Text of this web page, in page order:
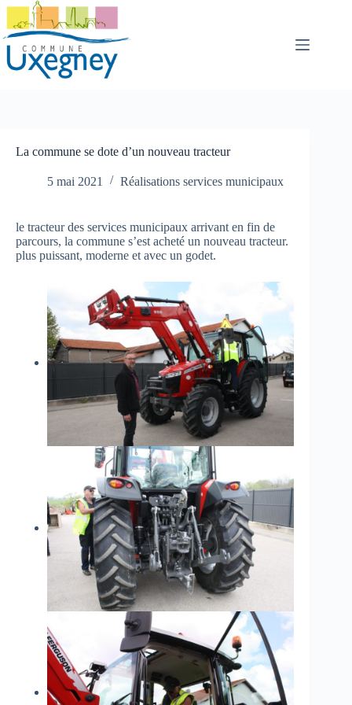
Passer
contenu
La commune se dote d’un nouveau tracteur
5 mai 2021 Réalisations services municipaux
le tracteur des services municipaux arrivant en fin de
parcours, la commune s’est acheté un nouveau tracteur.
plus puissant, moderne et avec un godet.